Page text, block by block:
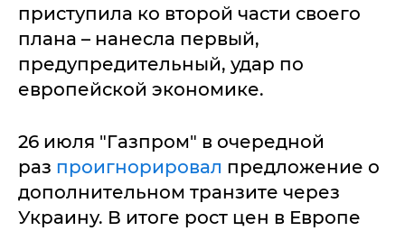
приступила ко второй части своего
плана – нанесла первый,
предупредительный, удар по
европейской экономике.
26 июля "Газпром" в очередной
раз проигнорировал предложение о
дополнительном транзите через
Украину. В итоге рост цен в Европе